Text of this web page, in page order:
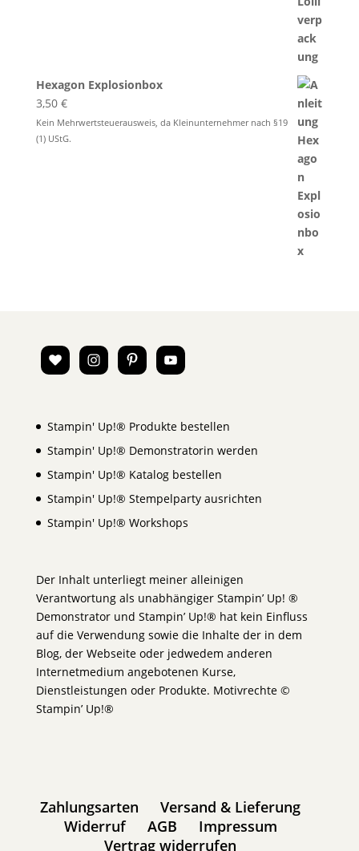
Hexagon Explosionbox
3,50 €
Kein Mehrwertsteuerausweis, da Kleinunternehmer nach §19
(1) UStG.
Stampin' Up!® Produkte bestellen
Stampin' Up!® Demonstratorin werden
Stampin' Up!® Katalog bestellen
Stampin' Up!® Stempelparty ausrichten
Stampin' Up!® Workshops
Der Inhalt unterliegt meiner alleinigen
Verantwortung als unabhängiger Stampin’ Up! ®
Demonstrator und Stampin’ Up!® hat kein Einfluss
auf die Verwendung sowie die Inhalte der in dem
Blog, der Webseite oder jedwedem anderen
Internetmedium angebotenen Kurse,
Dienstleistungen oder Produkte. Motivrechte ©
Stampin’ Up!®
Zahlungsarten
Versand & Lieferung
Widerruf
AGB
Impressum
Vertrag widerrufen